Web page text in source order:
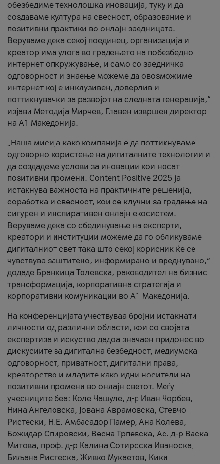
обезбедиме технолошка иновација, туку и да
создаваме култура на свесност, образование и
позитивни практики во онлајн заедницата.
Веруваме дека секој поединец, организација и
креатор има улога во градењето на побезбедно
интернет опкружување, и само со заедничка
одговорност и знаење можеме да овозможиме
интернет кој е инклузивен, доверлив и
поттикнувачки за развојот на следната генерација,“
изјави Методија Мирчев, Главен извршен директор
на А1 Македонија.
„Наша мисија како компанија е да поттикнуваме
одговорно користење на дигиталните технологии и
да создадеме услови за иновации кои носат
позитивни промени. Content Positive 2025 ја
истакнува важноста на практичните решенија,
соработка и свесност, кои се клучни за градење на
сигурен и инспиративен онлајн екосистем.
Веруваме дека со обединување на експерти,
креатори и институции можеме да го обликуваме
дигиталниот свет така што секој корисник ќе се
чувствува заштитено, информирано и вреднувано,“
додаде Бранкица Толевска, раководител на бизнис
трансформација, корпоративна стратегија и
корпоративни комуникации во А1 Македонија.
На конференцијата учествуваа бројни истакнати
личности од различни области, кои со својата
експертиза и искуство дадоа значаен придонес во
дискусиите за дигитална безбедност, медиумска
одговорност, приватност, дигитални права,
креаторство и младите како идни носители на
позитивни промени во онлајн светот. Меѓу
учесниците беа: Коле Чашуле, д-р Иван Чорбев,
Нина Ангеловска, Јована Аврамовска, Стевчо
Ристески, Н.Е. Амбасадор Памер, Ана Колева,
Божидар Спировски, Весна Трпевска, Ас. д-р Васка
Митова, проф. д-р Калина Сотироска Иваноска,
Биљана Ристеска, Живко Мукаетов, Кики